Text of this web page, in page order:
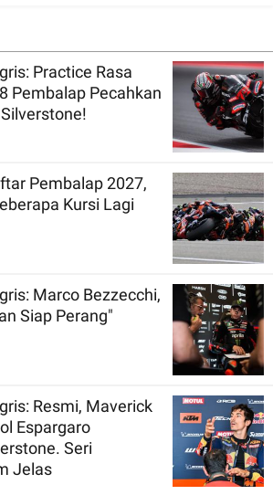
Practice Rasa
Pembalap Pecahkan
Pembalap 2027,
Kursi Lagi
Marco Bezzecchi,
Siap Perang"
Resmi, Maverick
Espargaro
Seri
Jelas